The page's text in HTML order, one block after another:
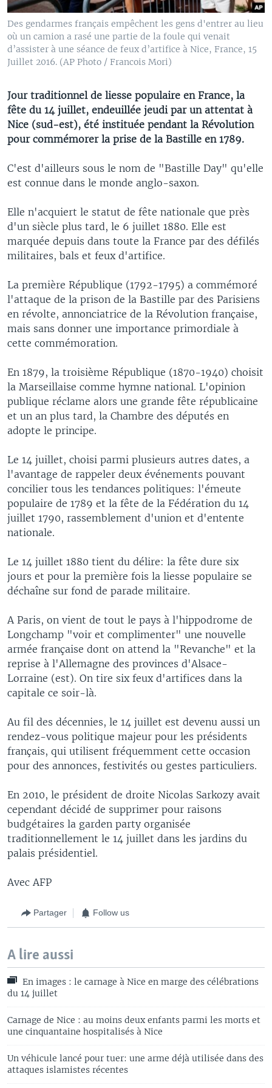
Des gendarmes français empêchent les gens d'entrer au lieu
où un camion a rasé une partie de la foule qui venait
d’assister à une séance de feux d’artifice à Nice, France, 15
Juillet 2016. (AP Photo / Francois Mori)
Jour traditionnel de liesse populaire en France, la
fête du 14 juillet, endeuillée jeudi par un attentat à
Nice (sud-est), été instituée pendant la Révolution
pour commémorer la prise de la Bastille en 1789.
C'est d'ailleurs sous le nom de "Bastille Day" qu'elle
est connue dans le monde anglo-saxon.
Elle n'acquiert le statut de fête nationale que près
d'un siècle plus tard, le 6 juillet 1880. Elle est
marquée depuis dans toute la France par des défilés
militaires, bals et feux d'artifice.
La première République (1792-1795) a commémoré
l'attaque de la prison de la Bastille par des Parisiens
en révolte, annonciatrice de la Révolution française,
mais sans donner une importance primordiale à
cette commémoration.
En 1879, la troisième République (1870-1940) choisit
la Marseillaise comme hymne national. L'opinion
publique réclame alors une grande fête républicaine
et un an plus tard, la Chambre des députés en
adopte le principe.
Le 14 juillet, choisi parmi plusieurs autres dates, a
l'avantage de rappeler deux événements pouvant
concilier tous les tendances politiques: l'émeute
populaire de 1789 et la fête de la Fédération du 14
juillet 1790, rassemblement d'union et d'entente
nationale.
Le 14 juillet 1880 tient du délire: la fête dure six
jours et pour la première fois la liesse populaire se
déchaîne sur fond de parade militaire.
A Paris, on vient de tout le pays à l'hippodrome de
Longchamp "voir et complimenter" une nouvelle
armée française dont on attend la "Revanche" et la
reprise à l'Allemagne des provinces d'Alsace-
Lorraine (est). On tire six feux d'artifices dans la
capitale ce soir-là.
Au fil des décennies, le 14 juillet est devenu aussi un
rendez-vous politique majeur pour les présidents
français, qui utilisent fréquemment cette occasion
pour des annonces, festivités ou gestes particuliers.
En 2010, le président de droite Nicolas Sarkozy avait
cependant décidé de supprimer pour raisons
budgétaires la garden party organisée
traditionnellement le 14 juillet dans les jardins du
palais présidentiel.
Avec AFP
Partager Follow us
A lire aussi
En images : le carnage à Nice en marge des célébrations
du 14 juillet
Carnage de Nice : au moins deux enfants parmi les morts et
une cinquantaine hospitalisés à Nice
Un véhicule lancé pour tuer: une arme déjà utilisée dans des
attaques islamistes récentes